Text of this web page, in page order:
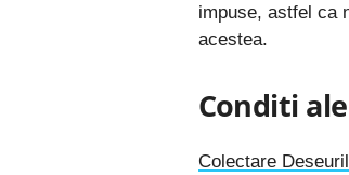
impuse, astfel ca
acestea.
Conditi
Colectare